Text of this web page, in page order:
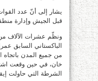
يشار إلى أنّ عدد
قبل الجيش وإدارة
ونظّم عشرات الآلاف
الباكستاني السابق
من جميع المدن باتجاه
خان، في حين وقعت
الشرطة التي حاولت